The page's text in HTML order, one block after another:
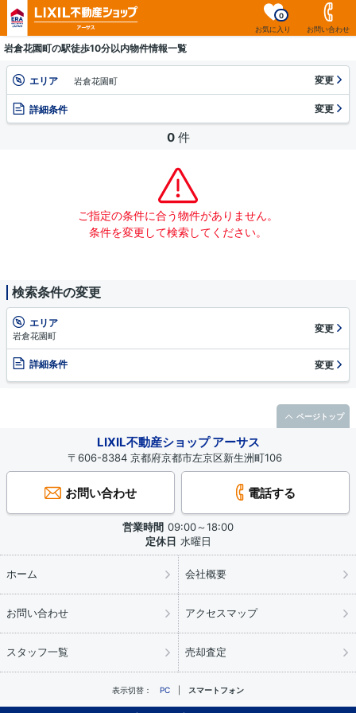
お気に入り
0
お問い合わせ
岩倉花園町の駅徒歩10分以内物件情報一覧
エリア 岩倉花園町 変更
詳細条件 変更
0 件
ご指定の条件に合う物件がありません。
条件を変更して検索してください。
検索条件の変更
エリア
岩倉花園町
変更
詳細条件 変更
LIXIL不動産ショップ アーサス
〒606-8384 京都府京都市左京区新生洲町106
お問い合わせ 電話する
営業時間 09:00～18:00
定休日 水曜日
ホーム 会社概要
お問い合わせ アクセスマップ
スタッフ一覧 売却査定
表示切替： PC スマートフォン
ページトップ